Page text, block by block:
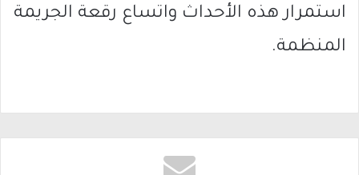
استمرار هذه الأحداث واتساع رقعة الجريمة
المنظمة.